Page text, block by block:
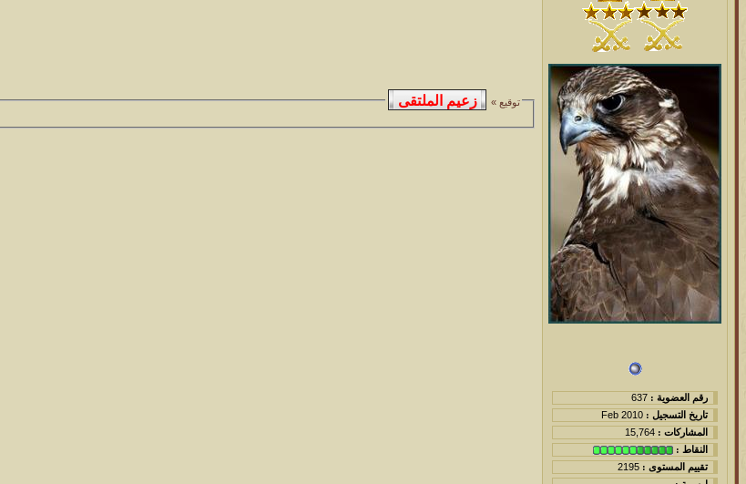
رقم العضوية : 637
تاريخ التسجيل : Feb 2010
المشاركات : 15,764
النقاط :
تقييم المستوى : 2195
توقيع »